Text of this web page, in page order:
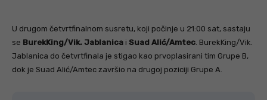
U drugom četvrtfinalnom susretu, koji počinje u 21:00 sat, sastaju
se BurekKing/Vik. Jablanica i Suad Alić/Amtec . BurekKing/Vik.
Jablanica do četvrtfinala je stigao kao prvoplasirani tim Grupe B,
dok je Suad Alić/Amtec završio na drugoj poziciji Grupe A.